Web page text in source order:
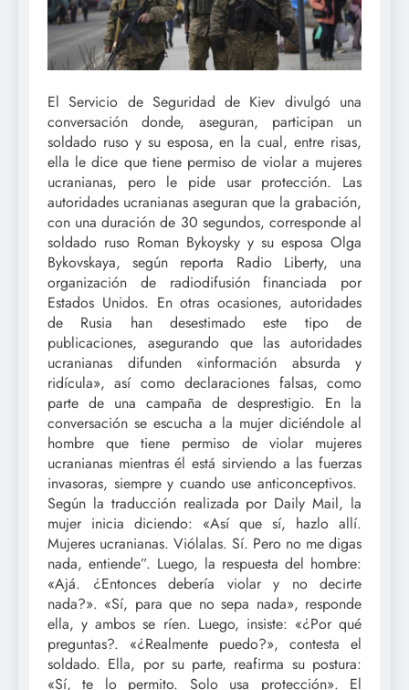
El Servicio de Seguridad de Kiev divulgó una
conversación donde, aseguran, participan un
soldado ruso y su esposa, en la cual, entre risas,
ella le dice que tiene permiso de violar a mujeres
ucranianas, pero le pide usar protección. Las
autoridades ucranianas aseguran que la grabación,
con una duración de 30 segundos, corresponde al
soldado ruso Roman Bykoysky y su esposa Olga
Bykovskaya, según reporta Radio Liberty, una
organización de radiodifusión financiada por
Estados Unidos. En otras ocasiones, autoridades
de Rusia han desestimado este tipo de
publicaciones, asegurando que las autoridades
ucranianas difunden «información absurda y
ridícula», así como declaraciones falsas, como
parte de una campaña de desprestigio. En la
conversación se escucha a la mujer diciéndole al
hombre que tiene permiso de violar mujeres
ucranianas mientras él está sirviendo a las fuerzas
invasoras, siempre y cuando use anticonceptivos.
Según la traducción realizada por Daily Mail, la
mujer inicia diciendo: «Así que sí, hazlo allí.
Mujeres ucranianas. Viólalas. Sí. Pero no me digas
nada, entiende”. Luego, la respuesta del hombre:
«Ajá. ¿Entonces debería violar y no decirte
nada?». «Sí, para que no sepa nada», responde
ella, y ambos se ríen. Luego, insiste: «¿Por qué
preguntas?. «¿Realmente puedo?», contesta el
soldado. Ella, por su parte, reafirma su postura:
«Sí, te lo permito. Solo usa protección». El